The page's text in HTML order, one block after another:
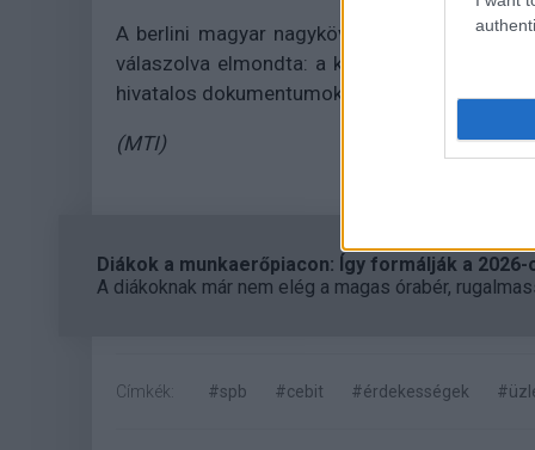
A berlini magyar nagykövetség gazdasági
válaszolva elmondta: a kiállításon
hivatalos dokumentumokat pedig
(MTI)
Diákok a munkaerőpiacon: Így formálják a
A diákoknak már nem elég a magas órabér,
Címkék: #spb #cebit #érdekességek